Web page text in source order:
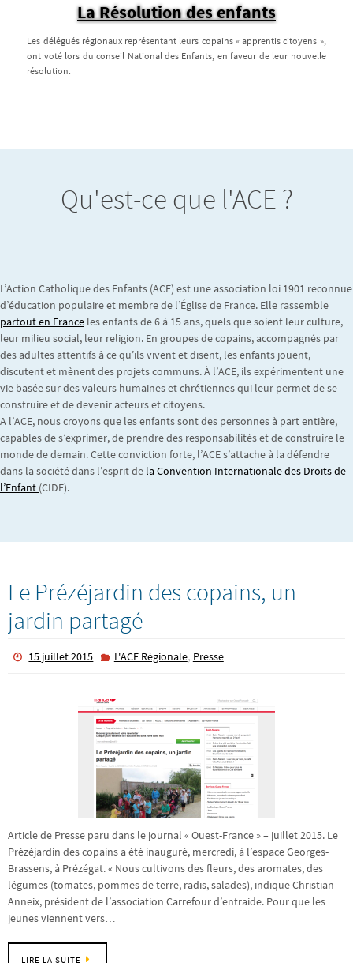
La Résolution des enfants
Les délégués régionaux représentant leurs copains « apprentis citoyens »,
ont voté lors du conseil National des Enfants, en faveur de leur nouvelle
résolution.
Qu'est-ce que l'ACE ?
L’Action Catholique des Enfants (ACE) est une association loi 1901 reconnue
d’éducation populaire et membre de l’Église de France. Elle rassemble
partout en France les enfants de 6 à 15 ans, quels que soient leur culture,
leur milieu social, leur religion. En groupes de copains, accompagnés par
des adultes attentifs à ce qu’ils vivent et disent, les enfants jouent,
discutent et mènent des projets communs. À l’ACE, ils expérimentent une
vie basée sur des valeurs humaines et chrétiennes qui leur permet de se
construire et de devenir acteurs et citoyens.
A l’ACE, nous croyons que les enfants sont des personnes à part entière,
capables de s’exprimer, de prendre des responsabilités et de construire le
monde de demain. Cette conviction forte, l’ACE s’attache à la défendre
dans la société dans l’esprit de la Convention Internationale des Droits de
l’Enfant (CIDE).
Le Prézéjardin des copains, un
jardin partagé
15 juillet 2015 L'ACE Régionale, Presse
Article de Presse paru dans le journal « Ouest-France » – juillet 2015. Le
Prézéjardin des copains a été inauguré, mercredi, à l’espace Georges-
Brassens, à Prézégat. « Nous cultivons des fleurs, des aromates, des
légumes (tomates, pommes de terre, radis, salades), indique Christian
Anneix, président de l’association Carrefour d’entraide. Pour que les
jeunes viennent vers…
LIRE LA SUITE